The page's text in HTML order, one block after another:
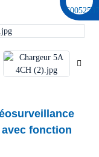
avec fonction